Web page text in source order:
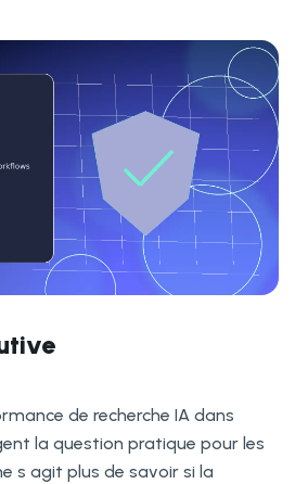
de recherche IA dans
la question pratique pour les
s agit plus de savoir si la